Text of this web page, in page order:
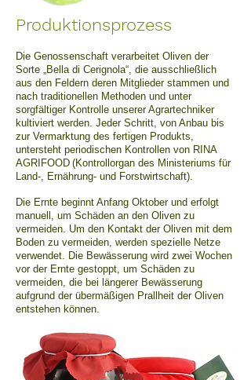
Produktionsprozess
Die Genossenschaft verarbeitet Oliven der
Sorte „Bella di Cerignola“, die ausschließlich
aus den Feldern deren Mitglieder stammen und
nach traditionellen Methoden und unter
sorgfältiger Kontrolle unserer Agrartechniker
kultiviert werden. Jeder Schritt, von Anbau bis
zur Vermarktung des fertigen Produkts,
untersteht periodischen Kontrollen von RINA
AGRIFOOD (Kontrollorgan des Ministeriums für
Land-, Ernährung- und Forstwirtschaft).
Die Ernte beginnt Anfang Oktober und erfolgt
manuell, um Schäden an den Oliven zu
vermeiden. Um den Kontakt der Oliven mit dem
Boden zu vermeiden, werden spezielle Netze
verwendet. Die Bewässerung wird zwei Wochen
vor der Ernte gestoppt, um Schäden zu
vermeiden, die bei längerer Bewässerung
aufgrund der übermäßigen Prallheit der Oliven
entstehen können.